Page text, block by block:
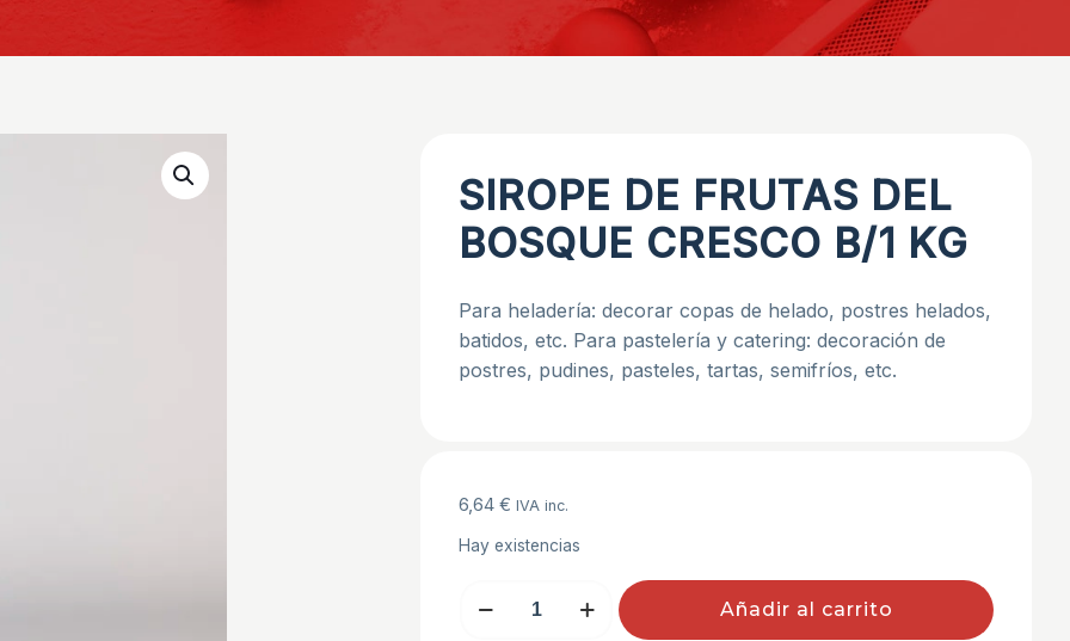
SIROPE DE FRUTAS DEL
BOSQUE CRESCO B/1 KG
Para heladería: decorar copas de helado, postres helados,
batidos, etc. Para pastelería y catering: decoración de
postres, pudines, pasteles, tartas, semifríos, etc.
6,64 € IVA inc.
Hay existencias
Añadir al carrito